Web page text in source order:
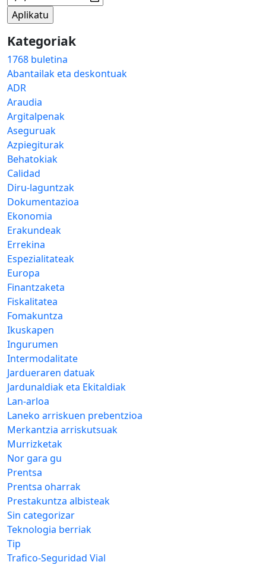
Kategoriak
1768 buletina
Abantailak eta deskontuak
ADR
Araudia
Argitalpenak
Aseguruak
Azpiegiturak
Behatokiak
Calidad
Diru-laguntzak
Dokumentazioa
Ekonomia
Erakundeak
Errekina
Espezialitateak
Europa
Finantzaketa
Fiskalitatea
Fomakuntza
Ikuskapen
Ingurumen
Intermodalitate
Jardueraren datuak
Jardunaldiak eta Ekitaldiak
Lan-arloa
Laneko arriskuen prebentzioa
Merkantzia arriskutsuak
Murrizketak
Nor gara gu
Prentsa
Prentsa oharrak
Prestakuntza albisteak
Sin categorizar
Teknologia berriak
Tip
Trafico-Seguridad Vial